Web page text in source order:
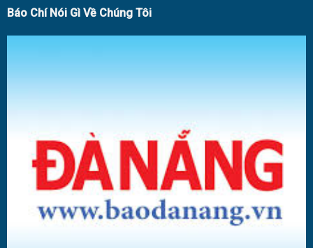
Báo Chí Nói Gì Về Chúng Tôi